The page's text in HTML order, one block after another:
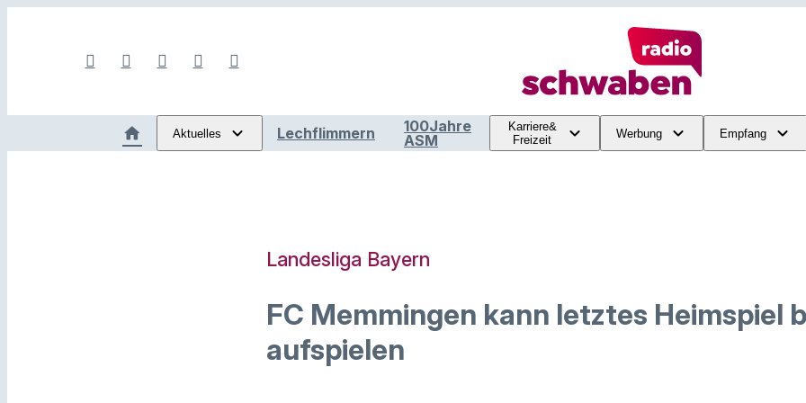
Aktuelles Lechflimmern
100Jahre
ASM
Karriere&
Freizeit
Werbung Empfang
Landesliga Bayern
FC Memmingen kann letztes Heimspiel
aufspielen